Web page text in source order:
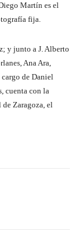
Martín es el
fija.
y junto a J. Alberto
Ana Ara,
de Daniel
cuenta con la
Zaragoza, el